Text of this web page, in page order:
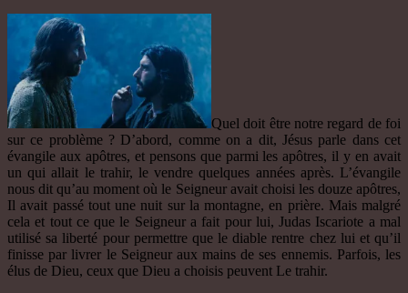
Quel doit être notre regard de foi
sur ce problème ? D’abord, comme on a dit, Jésus parle dans cet
évangile aux apôtres, et pensons que parmi les apôtres, il y en avait
un qui allait le trahir, le vendre quelques années après. L’évangile
nous dit qu’au moment où le Seigneur avait choisi les douze apôtres,
Il avait passé tout une nuit sur la montagne, en prière. Mais malgré
cela et tout ce que le Seigneur a fait pour lui, Judas Iscariote a mal
utilisé sa liberté pour permettre que le diable rentre chez lui et qu’il
finisse par livrer le Seigneur aux mains de ses ennemis. Parfois, les
élus de Dieu, ceux que Dieu a choisis peuvent Le trahir.